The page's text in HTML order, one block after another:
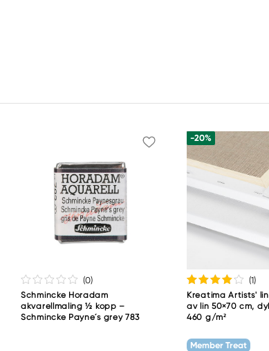
(0)
Schmincke Horadam
akvarellmaling ½ kopp –
Schmincke Payne´s grey 783
-20%
(1)
Kreatima Artists'
av lin 50×70 cm,
460 g/m²
Member Treat